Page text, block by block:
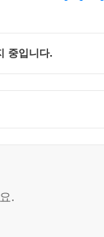
중입니다.
.